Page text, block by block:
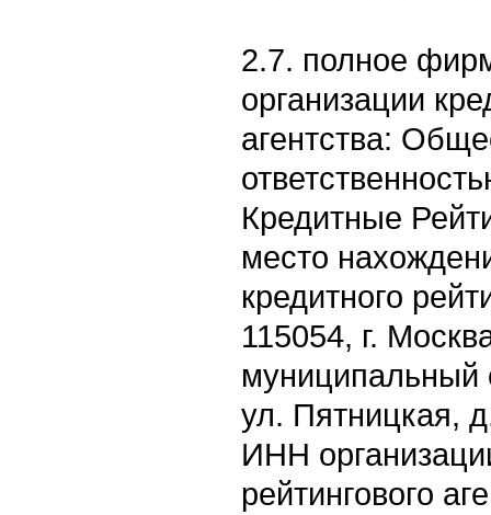
2.7. полное
организации
агентства:
Кредитные
место
кредитного
115054, г.
муниципальный
ул. Пятницкая,
ИНН
рейтингового